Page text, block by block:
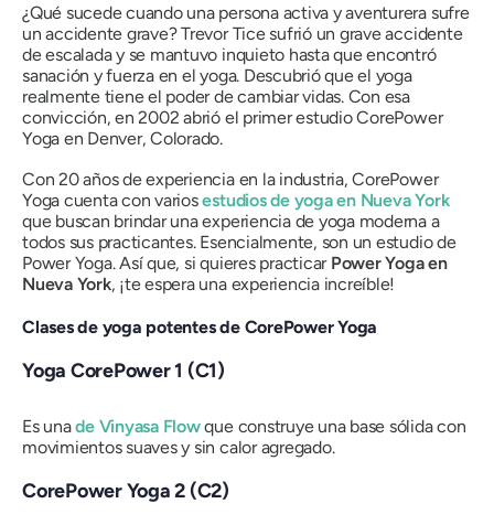
¿Qué sucede cuando una persona activa y aventurera sufre
un accidente grave? Trevor Tice sufrió un grave accidente
de escalada y se mantuvo inquieto hasta que encontró
sanación y fuerza en el yoga. Descubrió que el yoga
realmente tiene el poder de cambiar vidas. Con esa
convicción, en 2002 abrió el primer estudio CorePower
Yoga en Denver, Colorado.
Con 20 años de experiencia en la industria, CorePower
Yoga cuenta con variosestudios de yoga en Nueva York
que buscan brindar una experiencia de yoga moderna a
todos sus practicantes. Esencialmente, son un estudio de
Power Yoga. Así que, si quieres practicar Power Yoga en
Nueva York, ¡te espera una experiencia increíble!
Clases de yoga potentes de CorePower Yoga
Yoga CorePower 1 (C1)
Es unade Vinyasa Flowque construye una base sólida con
movimientos suaves y sin calor agregado.
CorePower Yoga 2 (C2)